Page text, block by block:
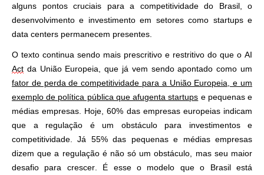
alguns pontos cruciais para a competitividade do Brasil, o
desenvolvimento e investimento em setores como startups e
data centers permanecem presentes.
O texto continua sendo mais prescritivo e restritivo do que o AI
Act da União Europeia, que já vem sendo apontado como um
fator de perda de competitividade para a União Europeia, e um
exemplo de política pública que afugenta startups e pequenas e
médias empresas. Hoje 60% das empresas europeias indicam
que a regulação é um obstáculo para investimentos e
competitividade. Já 55% das pequenas e médias empresas
dizem que a regulação é não só um obstáculo, mas seu maior
desafio para crescer. É esse o modelo que o Brasil está